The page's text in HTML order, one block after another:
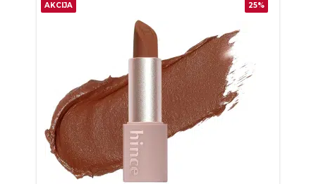
AKCIJA 25%